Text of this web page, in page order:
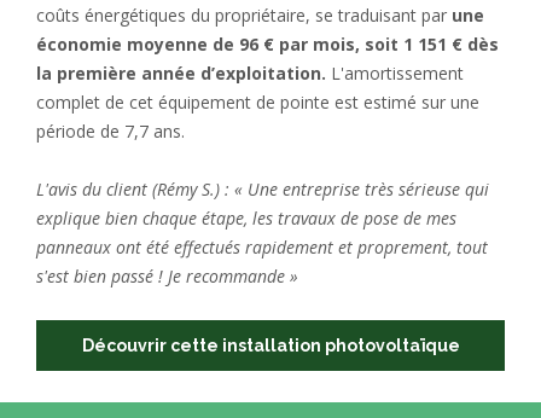
coûts énergétiques du propriétaire, se traduisant par une
économie moyenne de 96 € par mois, soit 1 151 € dès
la première année d’exploitation. L'amortissement
complet de cet équipement de pointe est estimé sur une
période de 7,7 ans.
L'avis du client (Rémy S.) : « Une entreprise très sérieuse qui
explique bien chaque étape, les travaux de pose de mes
panneaux ont été effectués rapidement et proprement, tout
s'est bien passé ! Je recommande »
Découvrir cette installation photovoltaïque